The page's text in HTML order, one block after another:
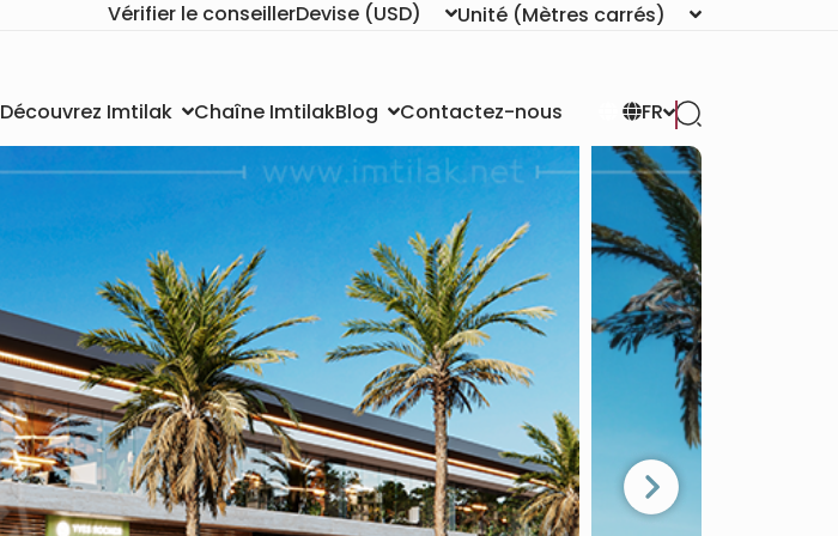
Vérifier le conseillerDevise (USD) Unité (Mètres carrés)
Découvrez Imtilak Chaîne ImtilakBlog Contactez-nous FR